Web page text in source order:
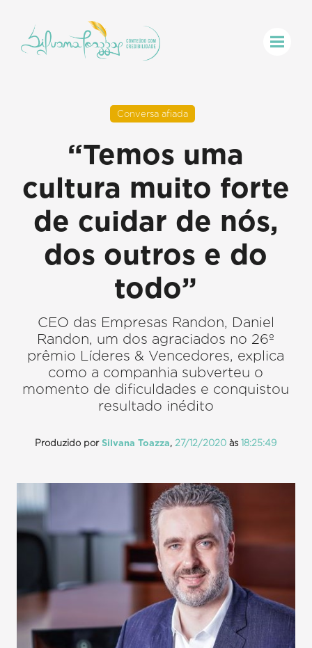
Conversa afiada
“Temos uma
cultura muito forte
de cuidar de nós,
dos outros e do
todo”
CEO das Empresas Randon, Daniel
Randon, um dos agraciados no 26º
prêmio Líderes & Vencedores, explica
como a companhia subverteu o
momento de dificuldades e conquistou
resultado inédito
Produzido porSilvana Toazza, 27/12/2020 às18:25:49